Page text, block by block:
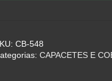
CB-548
CAPACETES E